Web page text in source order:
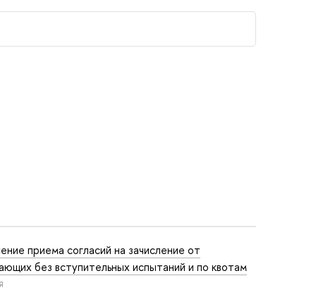
приема согласий на зачисление от
без вступительных испытаний и по квотам